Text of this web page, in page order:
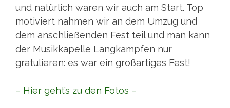
und natürlich waren wir auch am Start. Top
motiviert nahmen wir an dem Umzug und
dem anschließenden Fest teil und man kann
der Musikkapelle Langkampfen nur
gratulieren: es war ein großartiges Fest!
– Hier geht’s zu den Fotos –